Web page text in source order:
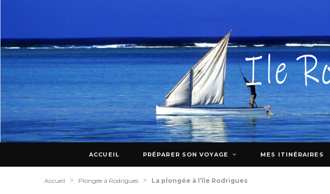
ACCUEIL PRÉPARER SON VOYAGE MES ITINÉRAIRES
Accueil > Plongée à Rodrigues > La plongée à l’île Rodrigues